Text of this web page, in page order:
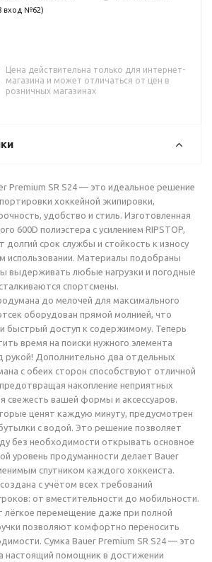
вход №62)
Цена действительна только для интернет-
магазина и может отличаться от цен в
розничных магазинах
Premium SR S24 — это идеальное решение
хоккейной экипировки,
удобство и стиль. Изготовленная
600D полиэстера с усилением RIPSTOP,
долгий срок службы и стойкость к износу
использовании. Материалы подобраны
выдерживать любые нагрузки и погодные
спортсмены.
до мелочей для максимального
оборудован прямой молнией, что
и быстрый доступ к содержимому. Теперь
время на поиски нужного элемента
рукой! Дополнительно два отдельных
с обеих сторон способствуют отличной
накопление неприятных
свежесть вашей формы и аксессуаров.
ценят каждую минуту, предусмотрен
с водой. Это решение позволяет
без необходимости открывать основное
уровень продуманности делает Bauer
спутником каждого хоккеиста.
с учётом всех требований
от вместительности до мобильности.
лёгкое перемещение даже при полной
позволяют комфортно переносить
Сумка Bauer Premium SR S24 — это
а настоящий помощник в достижении